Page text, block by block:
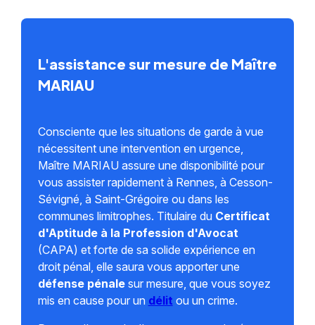
L'assistance sur mesure de Maître
MARIAU
Consciente que les situations de garde à vue
nécessitent une intervention en urgence,
Maître MARIAU assure une disponibilité pour
vous assister rapidement à Rennes, à Cesson-
Sévigné, à Saint-Grégoire ou dans les
communes limitrophes. Titulaire du Certificat
d'Aptitude à la Profession d'Avocat
(CAPA) et forte de sa solide expérience en
droit pénal, elle saura vous apporter une
défense pénalesur mesure, que vous soyez
mis en cause pour un délit ou un crime.